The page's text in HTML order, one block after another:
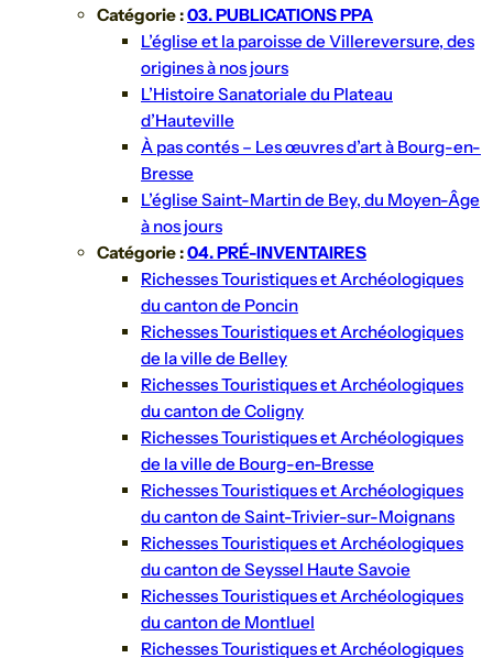
Catégorie :03. PUBLICATIONS PPA
L’église et la paroisse de Villereversure, des
origines à nos jours
L’Histoire Sanatoriale du Plateau
d’Hauteville
À pas contés – Les œuvres d’art à Bourg-en-
Bresse
L’église Saint-Martin de Bey, du Moyen-Âge
à nos jours
Catégorie :04. PRÉ-INVENTAIRES
Richesses Touristiques et Archéologiques
du canton de Poncin
Richesses Touristiques et Archéologiques
de la ville de Belley
Richesses Touristiques et Archéologiques
du canton de Coligny
Richesses Touristiques et Archéologiques
de la ville de Bourg-en-Bresse
Richesses Touristiques et Archéologiques
du canton de Saint-Trivier-sur-Moignans
Richesses Touristiques et Archéologiques
du canton de Seyssel Haute Savoie
Richesses Touristiques et Archéologiques
du canton de Montluel
Richesses Touristiques et Archéologiques